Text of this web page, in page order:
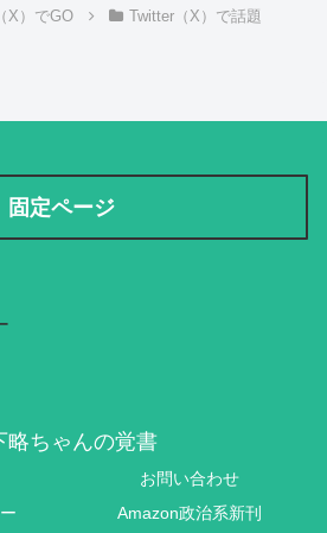
X）でGO Twitter（X）で話題
固定ページ
略ちゃんの覚書
お問い合わせ
Amazon政治系新刊